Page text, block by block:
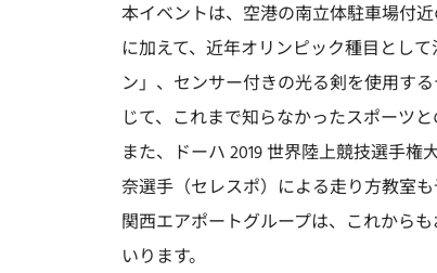
本イベントは、空港の南立体駐車場付
に加えて、近年オリンピック種目とし
ン」、センサー付きの光る剣を使用す
じて、これまで知らなかったスポーツ
また、ドーハ 2019 世界陸上競技選手
奈選手（セレスポ）による走り方教室も
関西エアポートグループは、これから
いります。